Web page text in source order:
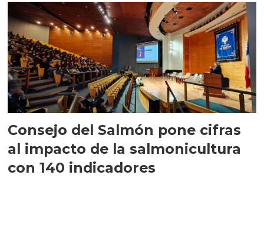
Consejo del Salmón pone cifras
al impacto de la salmonicultura
con 140 indicadores